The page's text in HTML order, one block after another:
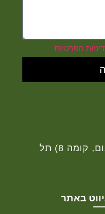
באתר
הארבעה 21 (מגדל פלטינום, קומה 8) תל
הפרטיות